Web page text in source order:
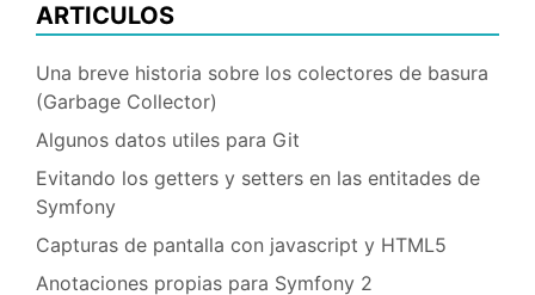
ARTICULOS
Una breve historia sobre los colectores de basura
(Garbage Collector)
Algunos datos utiles para Git
Evitando los getters y setters en las entitades de
Symfony
Capturas de pantalla con javascript y HTML5
Anotaciones propias para Symfony 2